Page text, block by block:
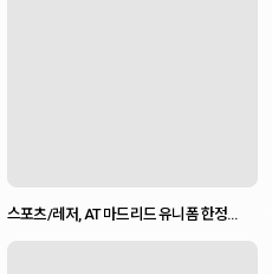
스포츠/레저, AT 마드리드 유니폼 한정